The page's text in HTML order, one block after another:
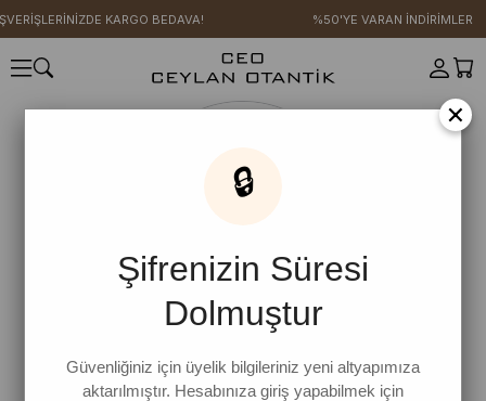
KARGO BEDAVA! %50'YE VARAN İNDİRİMLER
×
🔒
Şifrenizin Süresi
Dolmuştur
Güvenliğiniz için üyelik bilgileriniz yeni altyapımıza
aktarılmıştır. Hesabınıza giriş yapabilmek için